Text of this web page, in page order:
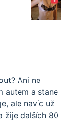
Ani ne
autem a stane
ale navíc už
žije dalších 80